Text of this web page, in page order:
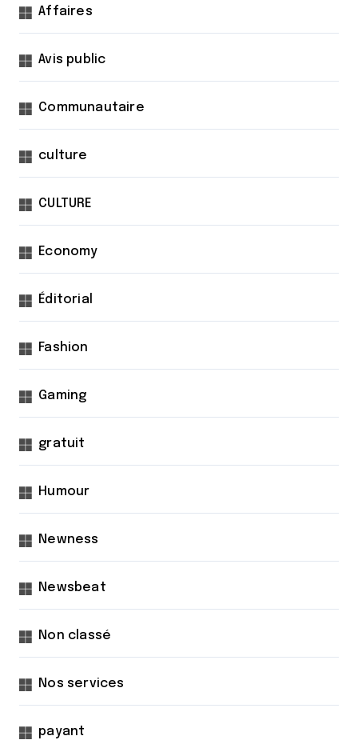
Affaires
Avis public
Communautaire
culture
CULTURE
Economy
Éditorial
Fashion
Gaming
gratuit
Humour
Newness
Newsbeat
Non classé
Nos services
payant